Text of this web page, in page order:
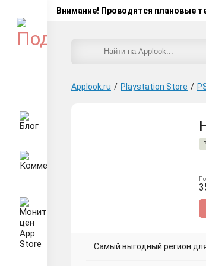
Внимание! Проводятся плановые
Applook.ru / Playstation Store /
Самый выгодный регион